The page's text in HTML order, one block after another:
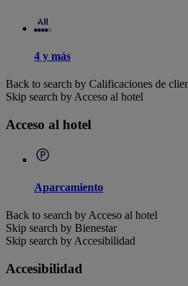
4 y más
Back to search by Calificaciones de
Skip search by Acceso al hotel
Acceso al hotel
Aparcamiento
Back to search by Acceso al hotel
Skip search by Bienestar
Skip search by Accesibilidad
Accesibilidad